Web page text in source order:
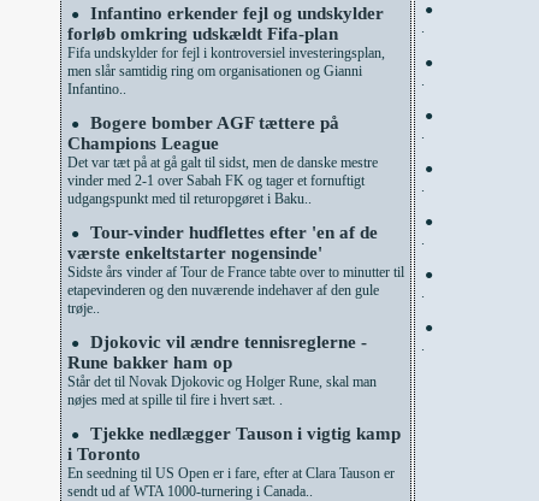
● Infantino erkender fejl og undskylder
forløb omkring udskældt Fifa-plan
Fifa undskylder for fejl i kontroversiel investeringsplan,
men slår samtidig ring om organisationen og Gianni
Infantino..
● Bogere bomber AGF tættere på
Champions League
Det var tæt på at gå galt til sidst, men de danske mestre
vinder med 2-1 over Sabah FK og tager et fornuftigt
udgangspunkt med til returopgøret i Baku..
● Tour-vinder hudflettes efter 'en af de
værste enkeltstarter nogensinde'
Sidste års vinder af Tour de France tabte over to minutter til
etapevinderen og den nuværende indehaver af den gule
trøje..
● Djokovic vil ændre tennisreglerne -
Rune bakker ham op
Står det til Novak Djokovic og Holger Rune, skal man
nøjes med at spille til fire i hvert sæt. .
● Tjekke nedlægger Tauson i vigtig kamp
i Toronto
En seedning til US Open er i fare, efter at Clara Tauson er
sendt ud af WTA 1000-turnering i Canada..
●
.
●
.
●
.
●
.
●
.
●
.
●
.